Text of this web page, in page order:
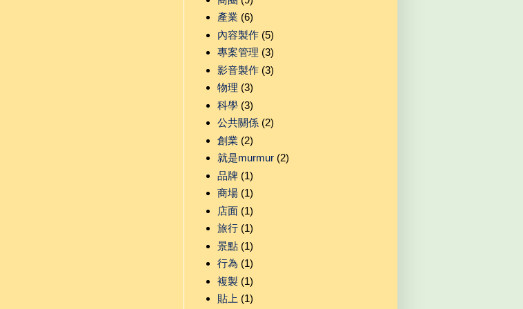
產業 (6)
內容製作 (5)
專案管理 (3)
影音製作 (3)
物理 (3)
科學 (3)
公共關係 (2)
創業 (2)
就是murmur (2)
品牌 (1)
商場 (1)
店面 (1)
旅行 (1)
景點 (1)
行為 (1)
複製 (1)
貼上 (1)